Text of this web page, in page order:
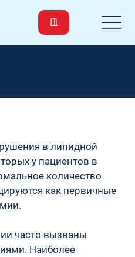
в липидной
у пациентов в
количество
как первичные
часто вызваны
Наиболее